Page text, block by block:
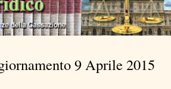
9 Aprile 2015